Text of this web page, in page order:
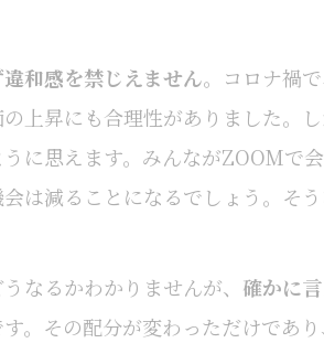
和感を禁じえません。コロナ禍
上昇にも合理性がありました。
に思えます。みんながZOOMで
は減ることになるでしょう。そ
なるかわかりませんが、 確かに
。その配分が変わっただけであ